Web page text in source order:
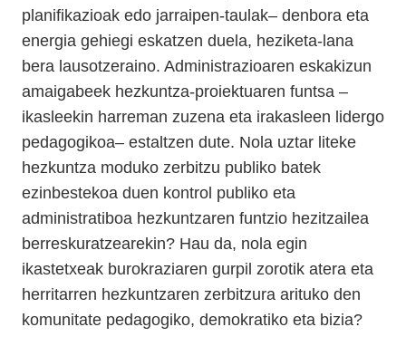
planifikazioak edo jarraipen-taulak– denbora eta
energia gehiegi eskatzen duela, heziketa-lana
bera lausotzeraino. Administrazioaren eskakizun
amaigabeek hezkuntza-proiektuaren funtsa –
ikasleekin harreman zuzena eta irakasleen lidergo
pedagogikoa– estaltzen dute. Nola uztar liteke
hezkuntza moduko zerbitzu publiko batek
ezinbestekoa duen kontrol publiko eta
administratiboa hezkuntzaren funtzio hezitzailea
berreskuratzearekin? Hau da, nola egin
ikastetxeak burokraziaren gurpil zorotik atera eta
herritarren hezkuntzaren zerbitzura arituko den
komunitate pedagogiko, demokratiko eta bizia?